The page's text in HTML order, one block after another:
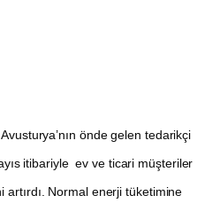
önde gelen tedarikçi
itibariyle ev ve ticari müşteriler
Normal enerji tüketimine